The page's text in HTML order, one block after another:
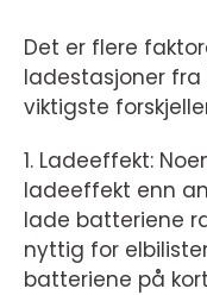
Det er flere
ladestasjoner fra
viktigste
1. Ladeeffekt:
ladeeffekt enn
lade batteriene
nyttig for
batteriene på